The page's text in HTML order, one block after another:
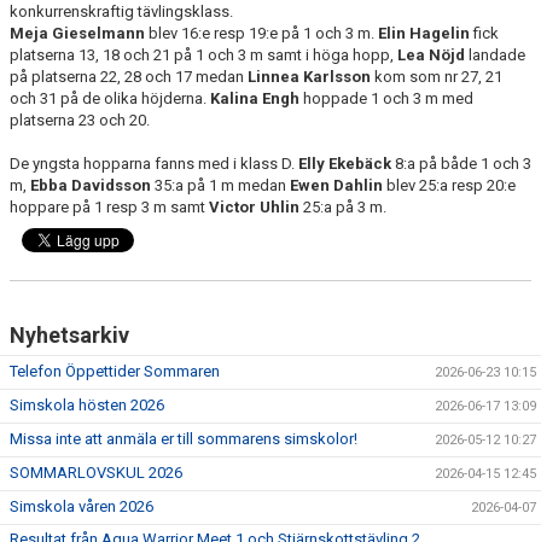
konkurrenskraftig tävlingsklass.
Meja Gieselmann blev 16:e resp 19:e på 1 och 3 m. Elin Hagelin fick
platserna 13, 18 och 21 på 1 och 3 m samt i höga hopp, Lea Nöjd landade
på platserna 22, 28 och 17 medan Linnea Karlsson kom som nr 27, 21
och 31 på de olika höjderna. Kalina Engh hoppade 1 och 3 m med
platserna 23 och 20.
De yngsta hopparna fanns med i klass D. Elly Ekebäck 8:a på både 1 och 3
m, Ebba Davidsson 35:a på 1 m medan Ewen Dahlin blev 25:a resp 20:e
hoppare på 1 resp 3 m samt Victor Uhlin 25:a på 3 m.
Nyhetsarkiv
Telefon Öppettider Sommaren 2026-06-23 10:15
Simskola hösten 2026 2026-06-17 13:09
Missa inte att anmäla er till sommarens simskolor! 2026-05-12 10:27
SOMMARLOVSKUL 2026 2026-04-15 12:45
Simskola våren 2026 2026-04-07